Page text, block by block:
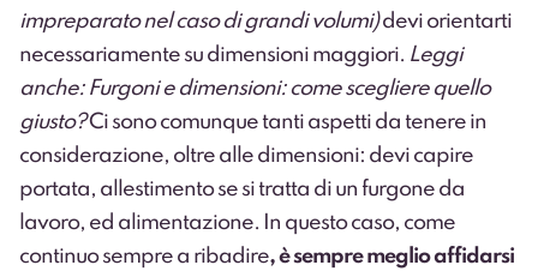
impreparato nel caso di grandi volumi)devi orientarti
necessariamente su dimensioni maggiori. Leggi
anche: Furgoni e dimensioni: come scegliere quello
giusto?Ci sono comunque tanti aspetti da tenere in
considerazione, oltre alle dimensioni: devi capire
portata, allestimento se si tratta di un furgone da
lavoro, ed alimentazione. In questo caso, come
continuo sempre a ribadire, è sempre meglio affidarsi